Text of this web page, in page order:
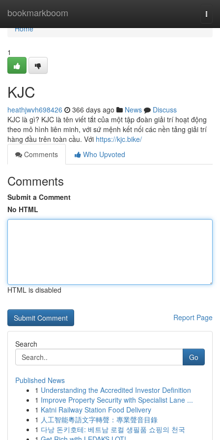
bookmarkboom
Home
Home
1
KJC
heathjwvh698426 366 days ago News
Discuss
KJC là gì? KJC là tên viết tắt của một tập đoàn giải trí hoạt động
theo mô hình liên minh, với sứ mệnh kết nối các nền tảng giải trí
hàng đầu trên toàn cầu. Với https://kjc.bike/
Comments
Who Upvoted
Comments
Submit a Comment
No HTML
HTML is disabled
Report Page
Search
Go
Published News
1 Understanding the Accredited Investor Definition
1 Improve Property Security with Specialist Lane ...
1 Katni Railway Station Food Delivery
1 人工智能粵語文字轉聲：專業聲音目錄
1 다낭 돈키호테: 베트남 로컬 생필품 쇼핑의 천국